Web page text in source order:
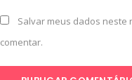
Salvar meus dados neste
comentar.